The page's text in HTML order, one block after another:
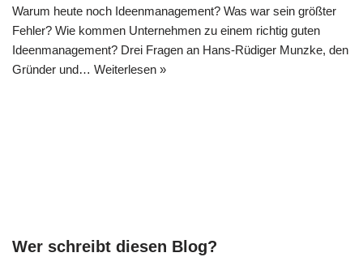
War­um heu­te noch Ideen­ma­nage­ment? Was war sein größ­ter
Feh­ler? Wie kom­men Unter­neh­men zu einem rich­tig guten
Ideen­ma­nage­ment? Drei Fra­gen an Hans-Rüdi­­ger Munz­ke, den
Grün­der und… Wei­ter­le­sen »
Wer schreibt diesen Blog?